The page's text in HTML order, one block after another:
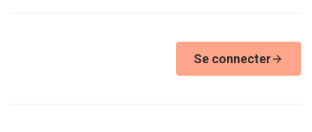
Se connecter